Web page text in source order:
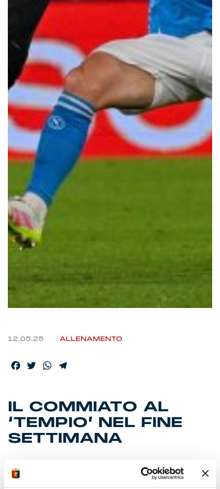
Summer Sale
Accessori
Party
Outlet
Helan x Genoa
Isolani x Genoa
Gift Card Online Store
12.05.25 ALLENAMENTO
Facebook
TwitterWhatsApp
IL COMMIATO AL
‘TEMPIO’ NEL FINE
SETTIMANA
• Giornata di riposo dopo il pareggio allo stadio